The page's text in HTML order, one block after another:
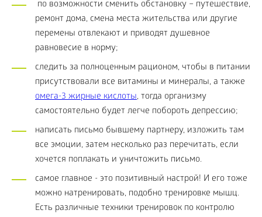
по возможности сменить обстановку – путешествие,
ремонт дома, смена места жительства или другие
перемены отвлекают и приводят душевное
равновесие в норму;
следить за полноценным рационом, чтобы в питании
присутствовали все витамины и минералы, а также
омега-3 жирные кислоты, тогда организму
самостоятельно будет легче побороть депрессию;
написать письмо бывшему партнеру, изложить там
все эмоции, затем несколько раз перечитать, если
хочется поплакать и уничтожить письмо.
самое главное - это позитивный настрой! И его тоже
можно натренировать, подобно тренировке мышц.
Есть различные техники тренировок по контролю